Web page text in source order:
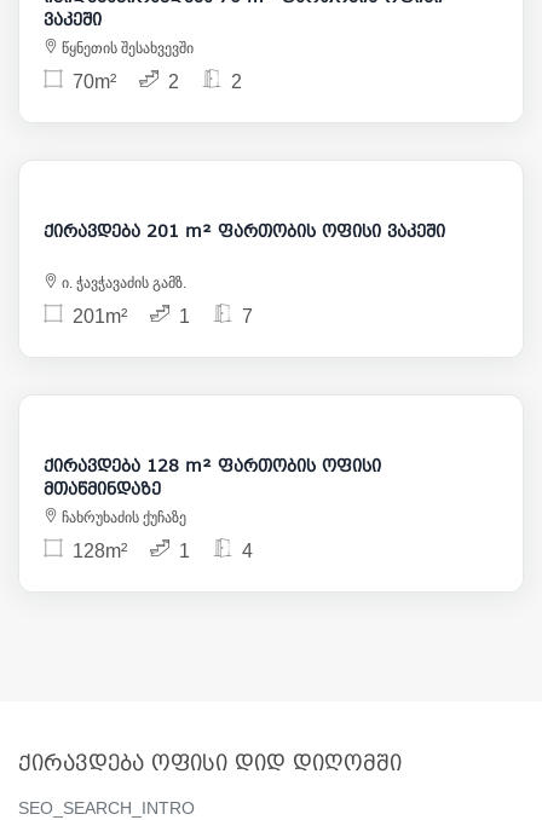
ვაკეში
წყნეთის შესახვევში
70m² 2 2
2 500
ქირავდება 201 m² ფართობის ოფისი ვაკეში
ი. ჭავჭავაძის გამზ.
201m² 1 7
1 500
ქირავდება 128 m² ფართობის ოფისი
მთაწმინდაზე
ჩახრუხაძის ქუჩაზე
128m² 1 4
ქირავდება ოფისი დიდ დიღომში
SEO_SEARCH_INTRO